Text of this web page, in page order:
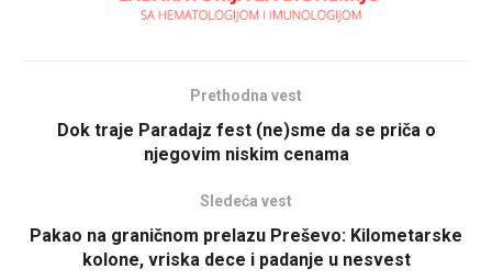
Prethodna vest
Dok traje Paradajz fest (ne)sme da se priča o
njegovim niskim cenama
Sledeća vest
Pakao na graničnom prelazu Preševo: Kilometarske
kolone, vriska dece i padanje u nesvest